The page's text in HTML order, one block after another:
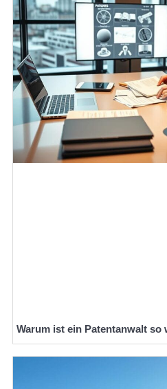
Warum ist ein Patentanwalt